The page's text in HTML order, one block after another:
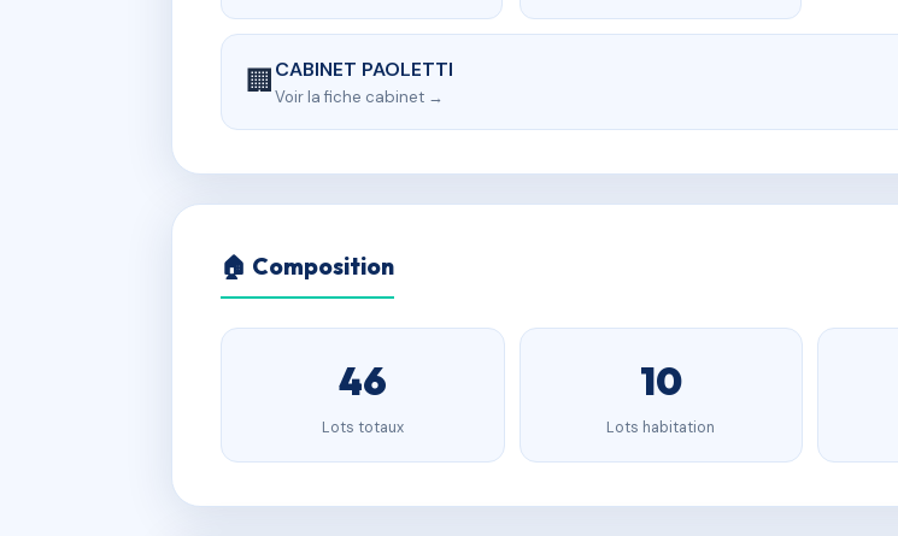
🏢CABINET PAOLETTI
Voir la fiche cabinet →
🏠 Composition
46
Lots totaux
10
Lots habitation